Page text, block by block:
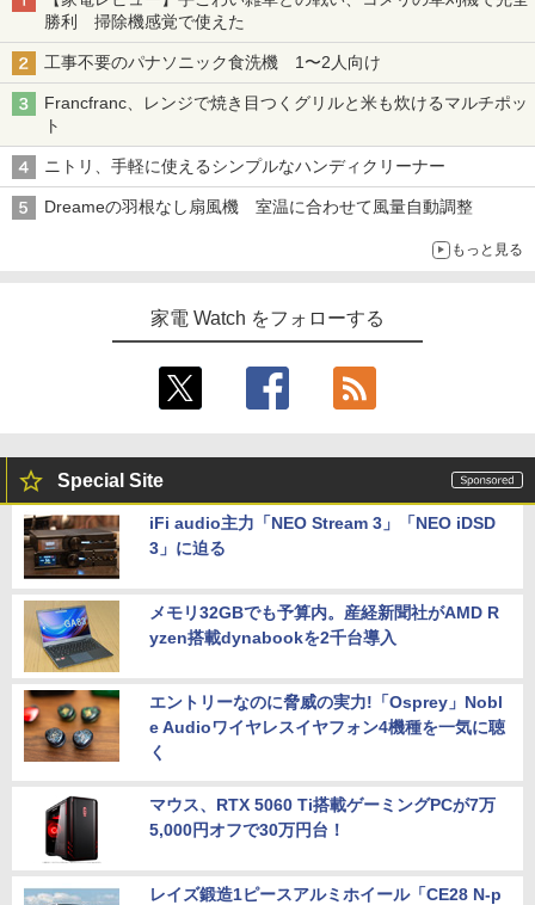
勝利 掃除機感覚で使えた
工事不要のパナソニック食洗機 1〜2人向け
Francfranc、レンジで焼き目つくグリルと米も炊けるマルチポッ
ト
ニトリ、手軽に使えるシンプルなハンディクリーナー
Dreameの羽根なし扇風機 室温に合わせて風量自動調整
もっと見る
家電 Watch をフォローする
Special Site
iFi audio主力「NEO Stream 3」「NEO iDSD
3」に迫る
メモリ32GBでも予算内。産経新聞社がAMD R
yzen搭載dynabookを2千台導入
エントリーなのに脅威の実力!「Osprey」Nobl
e Audioワイヤレスイヤフォン4機種を一気に聴
く
マウス、RTX 5060 Ti搭載ゲーミングPCが7万
5,000円オフで30万円台！
レイズ鍛造1ピースアルミホイール「CE28 N-p